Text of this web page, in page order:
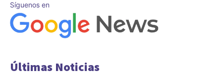
Síguenos en
Últimas Noticias